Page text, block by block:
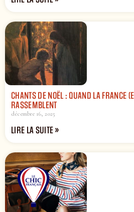
CHANTS DE NOËL : QUAND LA FRANCE
RASSEMBLENT
décembre 16, 2025
LIRE LA SUITE »